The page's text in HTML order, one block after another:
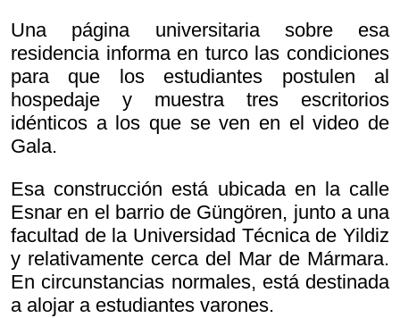
Una página universitaria sobre esa
residencia informa en turco las condiciones
para que los estudiantes postulen al
hospedaje y muestra tres escritorios
idénticos a los que se ven en el video de
Gala.
Esa construcción está ubicada en la calle
Esnar en el barrio de Güngören, junto a una
facultad de la Universidad Técnica de Yildiz
y relativamente cerca del Mar de Mármara.
En circunstancias normales, está destinada
a alojar a estudiantes varones.